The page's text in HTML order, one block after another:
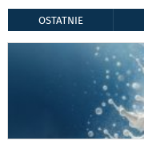
OSTATNIE